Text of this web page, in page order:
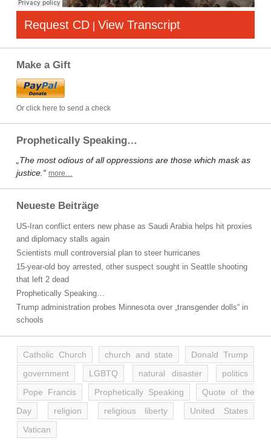
Request CD | View Transcript
Make a Gift
Or click here to send a check
Prophetically Speaking…
„The most odious of all oppressions are those which mask as
justice.“ more…
Neueste Beiträge
US-Iran conflict enters new phase as Saudi Arabia helps hit proxies
and diplomacy stalls again
Scientists mull controversial plan to steer hurricanes
15-year-old boy arrested, other suspect sought in Seattle shooting
that left 2 dead
Prophetically Speaking…
Trump administration probes Minnesota over „transgender dolls“ in
schools
Catholic Church church and state
Donald Trump
government
LGBTQ natural disaster
politics
Pope Francis
Prophetically Speaking
Quote of the
Day
religion religious liberty
United States
Vatican